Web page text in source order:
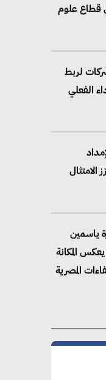
قطاع علوم
لربط
الفعلي
ياسمين
المكانة
المصرية
إضافة